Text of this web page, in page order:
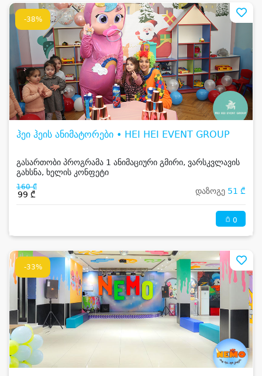
-38%
ჰეი ჰეის ანიმატორები • HEI HEI EVENT GROUP
გასართობი პროგრამა 1 ანიმაციური გმირი, ვარსკვლავის
გახსნა, ხელის კონფეტი
160 ₾
99 ₾ დაზოგე 51 ₾
0
-33%